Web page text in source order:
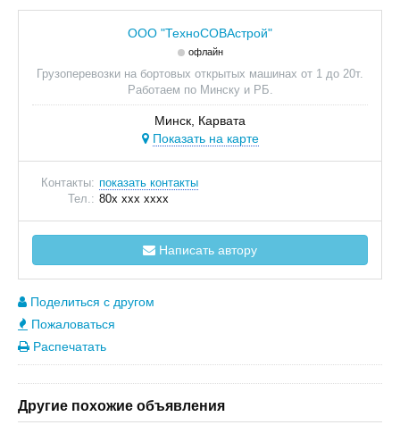
ООО "ТехноСОВАстрой"
офлайн
Грузоперевозки на бортовых открытых машинах от 1 до 20т.
Работаем по Минску и РБ.
Минск, Карвата
Показать на карте
Контакты: показать контакты
Тел.: 80x xxx xxxx
Написать автору
Поделиться с другом
Пожаловаться
Распечатать
Другие похожие объявления